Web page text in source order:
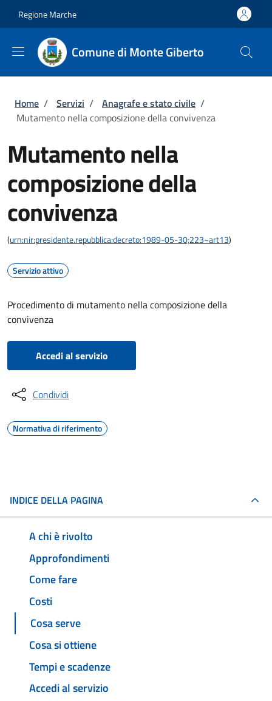
Regione Marche
Comune di Monte Giberto
Briciole di pane
Home / Servizi / Anagrafe e stato civile /
Mutamento nella composizione della convivenza
Mutamento nella
composizione della
convivenza
(urn:nir:presidente.repubblica:decreto:1989-05-30;223~art13)
Servizio attivo
Procedimento di mutamento nella composizione della
convivenza
Accedi al servizio
Condividi
Normativa di riferimento
INDICE DELLA PAGINA
A chi è rivolto
Approfondimenti
Come fare
Costi
Cosa serve
Cosa si ottiene
Tempi e scadenze
Accedi al servizio